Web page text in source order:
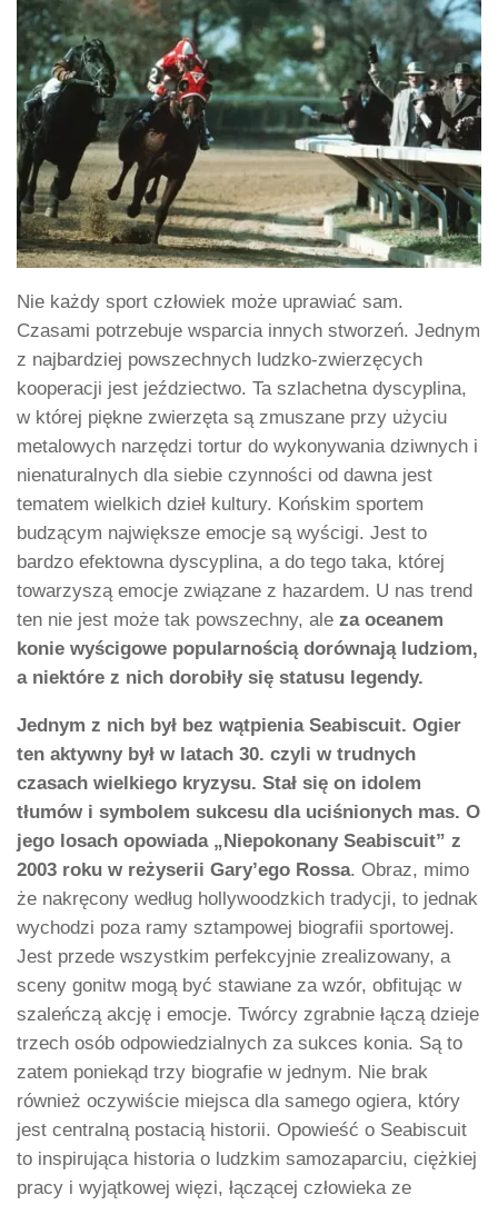
Nie każdy sport człowiek może uprawiać sam.
Czasami potrzebuje wsparcia innych stworzeń. Jednym
z najbardziej powszechnych ludzko-zwierzęcych
kooperacji jest jeździectwo. Ta szlachetna dyscyplina,
w której piękne zwierzęta są zmuszane przy użyciu
metalowych narzędzi tortur do wykonywania dziwnych i
nienaturalnych dla siebie czynności od dawna jest
tematem wielkich dzieł kultury. Końskim sportem
budzącym największe emocje są wyścigi. Jest to
bardzo efektowna dyscyplina, a do tego taka, której
towarzyszą emocje związane z hazardem. U nas trend
ten nie jest może tak powszechny, ale za oceanem
konie wyścigowe popularnością dorównają ludziom,
a niektóre z nich dorobiły się statusu legendy.
Jednym z nich był bez wątpienia Seabiscuit. Ogier
ten aktywny był w latach 30. czyli w trudnych
czasach wielkiego kryzysu. Stał się on idolem
tłumów i symbolem sukcesu dla uciśnionych mas. O
jego losach opowiada „Niepokonany Seabiscuit” z
2003 roku w reżyserii Gary’ego Rossa. Obraz, mimo
że nakręcony według hollywoodzkich tradycji, to jednak
wychodzi poza ramy sztampowej biografii sportowej.
Jest przede wszystkim perfekcyjnie zrealizowany, a
sceny gonitw mogą być stawiane za wzór, obfitując w
szaleńczą akcję i emocje. Twórcy zgrabnie łączą dzieje
trzech osób odpowiedzialnych za sukces konia. Są to
zatem poniekąd trzy biografie w jednym. Nie brak
również oczywiście miejsca dla samego ogiera, który
jest centralną postacią historii. Opowieść o Seabiscuit
to inspirująca historia o ludzkim samozaparciu, ciężkiej
pracy i wyjątkowej więzi, łączącej człowieka ze